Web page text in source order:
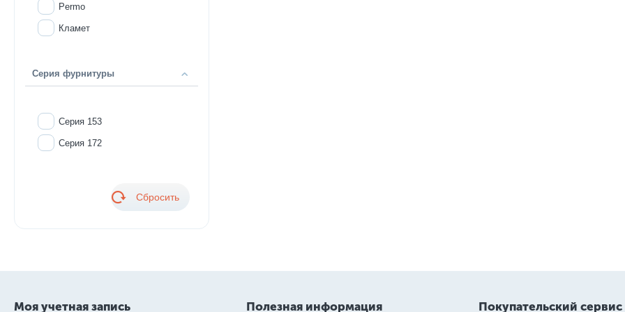
Permo
Кламет
Серия фурнитуры
Серия 153
Серия 172
Сбросить
Моя учетная запись Полезная информация Покупательский сервис